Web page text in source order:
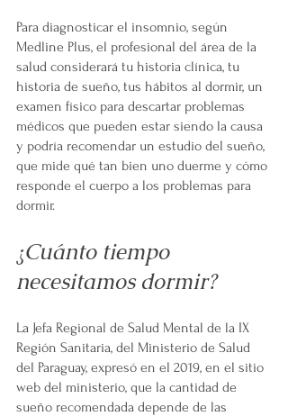
Para diagnosticar el insomnio, según
Medline Plus, el profesional del área de la
salud considerará tu historia clínica, tu
historia de sueño, tus hábitos al dormir, un
examen físico para descartar problemas
médicos que pueden estar siendo la causa
y podría recomendar un estudio del sueño,
que mide qué tan bien uno duerme y cómo
responde el cuerpo a los problemas para
dormir.
¿Cuánto tiempo
necesitamos dormir?
La Jefa Regional de Salud Mental de la IX
Región Sanitaria, del Ministerio de Salud
del Paraguay, expresó en el 2019, en el sitio
web del ministerio, que la cantidad de
sueño recomendada depende de las